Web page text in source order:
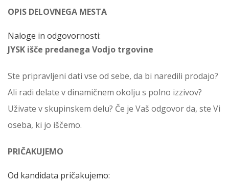
OPIS DELOVNEGA MESTA
Naloge in odgovornosti:
JYSK išče predanega Vodjo trgovine
Ste pripravljeni dati vse od sebe, da bi naredili prodajo?
Ali radi delate v dinamičnem okolju s polno izzivov?
Uživate v skupinskem delu? Če je Vaš odgovor da, ste Vi
oseba, ki jo iščemo.
PRIČAKUJEMO
Od kandidata pričakujemo: